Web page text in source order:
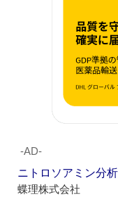
‐AD‐
ニトロソアミン分
蝶理株式会社